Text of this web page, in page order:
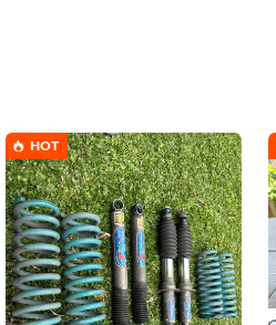
HOT